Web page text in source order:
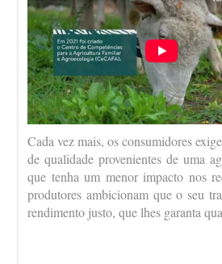
Cada vez mais, os consumidores
de qualidade provenientes de uma
que tenha um menor impacto nos
produtores ambicionam que o seu
rendimento justo, que lhes garanta